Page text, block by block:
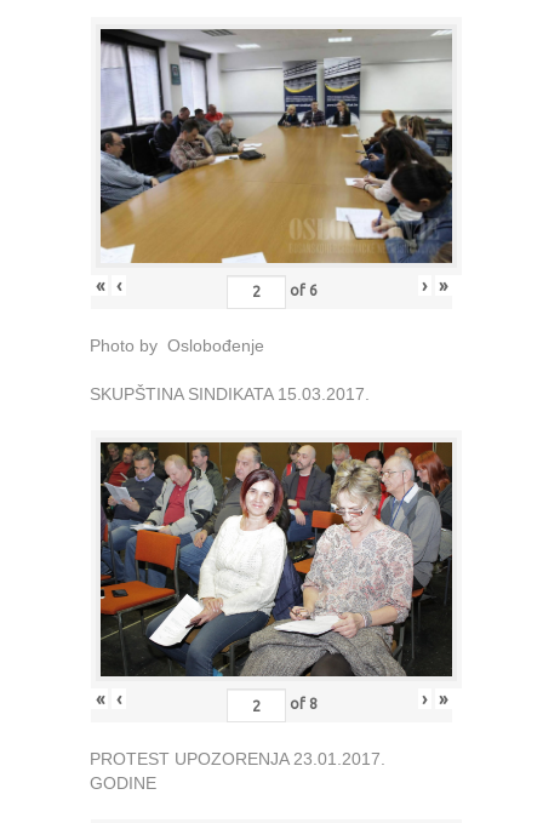
« ‹ of 6 › »
Photo by Oslobođenje
SKUPŠTINA SINDIKATA 15.03.2017.
« ‹ of 8 › »
PROTEST UPOZORENJA 23.01.2017.
GODINE